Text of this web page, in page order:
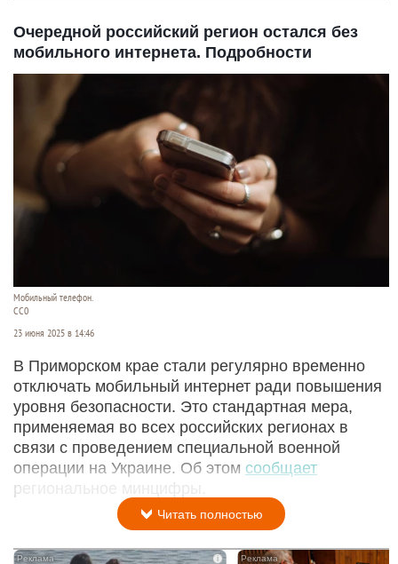
Очередной российский регион остался без
мобильного интернета. Подробности
Мобильный телефон.
CC0
23 июня 2025 в 14:46
В Приморском крае стали регулярно временно
отключать мобильный интернет ради повышения
уровня безопасности. Это стандартная мера,
применяемая во всех российских регионах в
связи с проведением специальной военной
операции на Украине. Об этом сообщает
региональное минцифры.
Читать полностью
i